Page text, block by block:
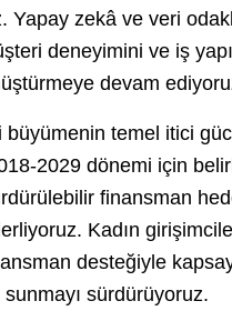
Yapay zekâ ve veri
deneyimini ve iş
devam
büyümenin temel itici
2029 dönemi için
finansman
Kadın
desteğiyle
sunmayı sürdürüyoruz.